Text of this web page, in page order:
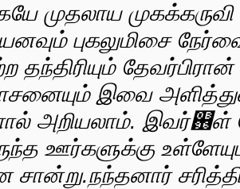
முதலாய
புகலுமிசை
தந்திரியும்
இவை
அறியலாம். இவர்஖ள்
ஊர்களுக்கு
சான்று.நந்தனார்